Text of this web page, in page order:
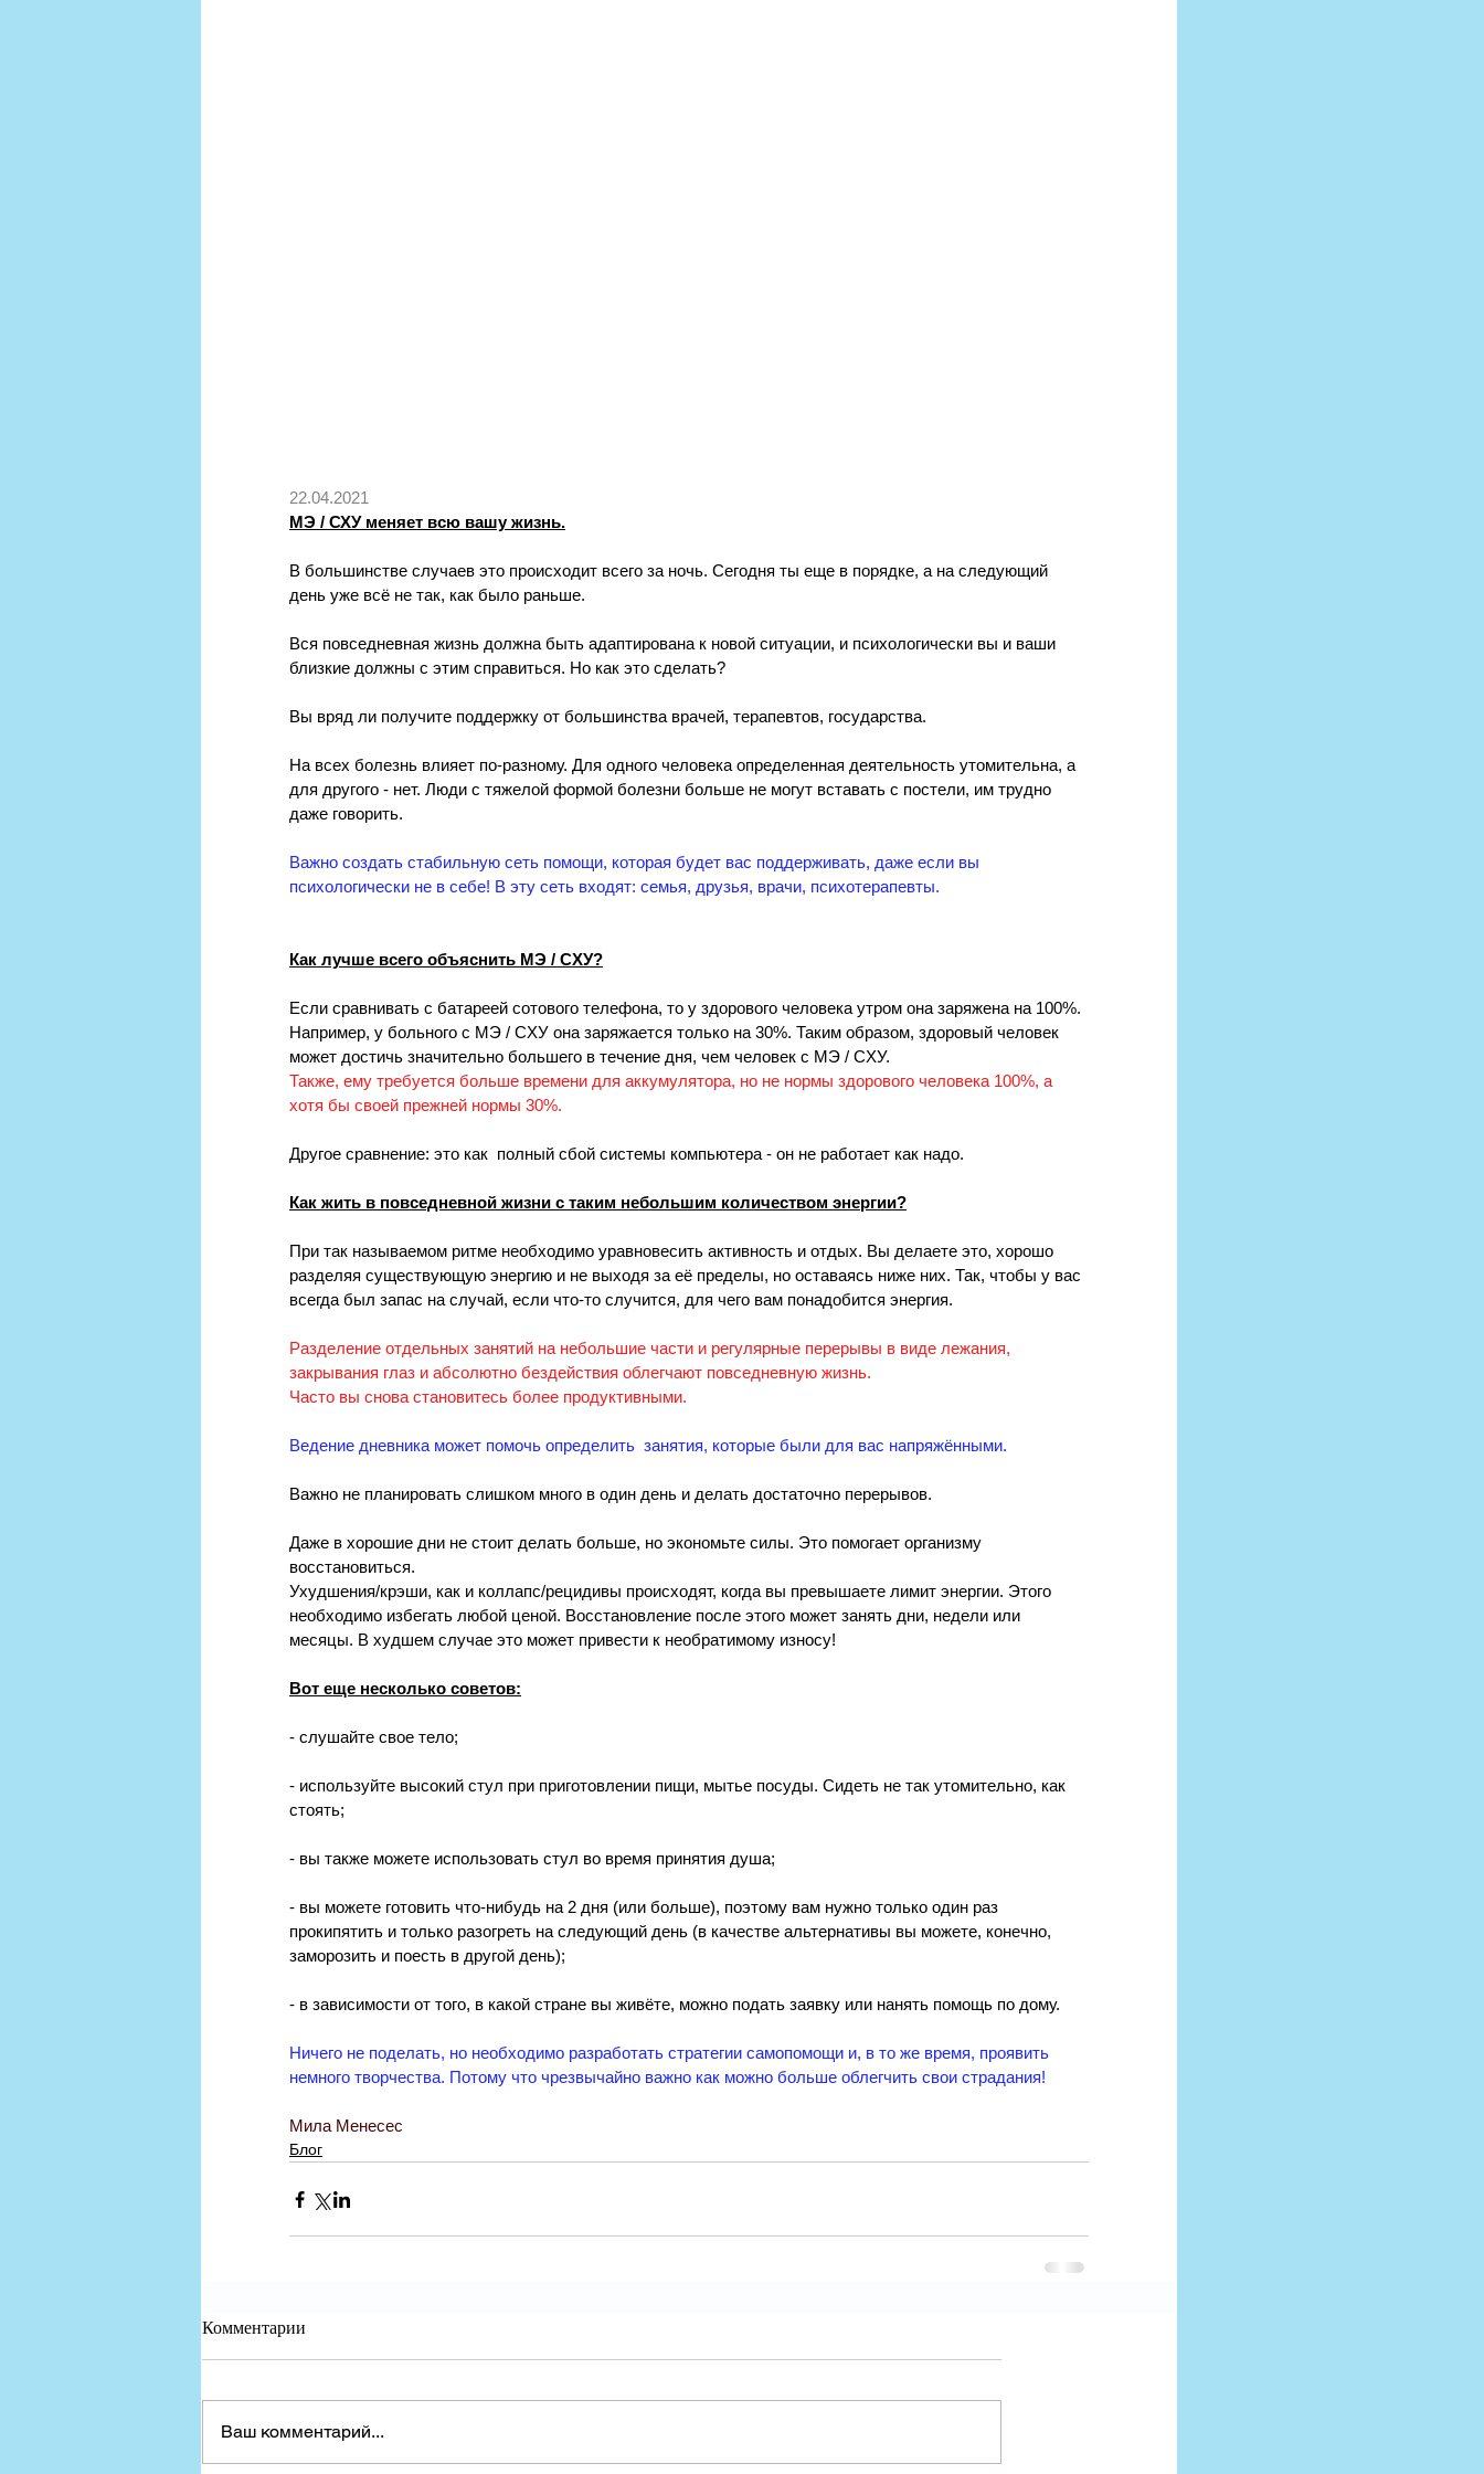
22.04.2021
МЭ / СХУ меняет всю вашу жизнь.
В большинстве случаев это происходит всего за ночь. Сегодня ты еще в порядке, а на следующий
день уже всё не так, как было раньше.
Вся повседневная жизнь должна быть адаптирована к новой ситуации, и психологически вы и ваши
близкие должны с этим справиться. Но как это сделать?
Вы вряд ли получите поддержку от большинства врачей, терапевтов, государства.
На всех болезнь влияет по-разному. Для одного человека определенная деятельность утомительна, а
для другого - нет. Люди с тяжелой формой болезни больше не могут вставать с постели, им трудно
даже говорить.
Важно создать стабильную сеть помощи, которая будет вас поддерживать, даже если вы
психологически не в себе! В эту сеть входят: семья, друзья, врачи, психотерапевты.
Как лучше всего объяснить MЭ / CХУ?
Если сравнивать с батареей сотового телефона, то у здорового человека утром она заряжена на 100%.
Например, у больного с MЭ / CХУ она заряжается только на 30%. Таким образом, здоровый человек
может достичь значительно большего в течение дня, чем человек с MЭ / CХУ.
Также, ему требуется больше времени для аккумулятора, но не нормы здорового человека 100%, а
хотя бы своей прежней нормы 30%.
Другое сравнение: это как  полный сбой системы компьютера - он не работает как надо.
Как жить в повседневной жизни с таким небольшим количеством энергии?
При так называемом ритме необходимо уравновесить активность и отдых. Вы делаете это, хорошо
разделяя существующую энергию и не выходя за её пределы, но оставаясь ниже них. Так, чтобы у вас
всегда был запас на случай, если что-то случится, для чего вам понадобится энергия.
Разделение отдельных занятий на небольшие части и регулярные перерывы в виде лежания,
закрывания глаз и абсолютно бездействия облегчают повседневную жизнь.
Часто вы снова становитесь более продуктивными.
Ведение дневника может помочь определить  занятия, которые были для вас напряжёнными.
Важно не планировать слишком много в один день и делать достаточно перерывов.
Даже в хорошие дни не стоит делать больше, но экономьте силы. Это помогает организму
восстановиться.
Ухудшения/крэши, как и коллапс/рецидивы происходят, когда вы превышаете лимит энергии. Этого
необходимо избегать любой ценой. Восстановление после этого может занять дни, недели или
месяцы. В худшем случае это может привести к необратимому износу!
Вот еще несколько советов:
- слушайте свое тело;
- используйте высокий стул при приготовлении пищи, мытье посуды. Сидеть не так утомительно, как
стоять;
- вы также можете использовать стул во время принятия душа;
- вы можете готовить что-нибудь на 2 дня (или больше), поэтому вам нужно только один раз
прокипятить и только разогреть на следующий день (в качестве альтернативы вы можете, конечно,
заморозить и поесть в другой день);
- в зависимости от того, в какой стране вы живёте, можно подать заявку или нанять помощь по дому.
Ничего не поделать, но необходимо разработать стратегии самопомощи и, в то же время, проявить
немного творчества. Потому что чрезвычайно важно как можно больше облегчить свои страдания!
Мила Менесес
Блог
Комментарии
Ваш комментарий...